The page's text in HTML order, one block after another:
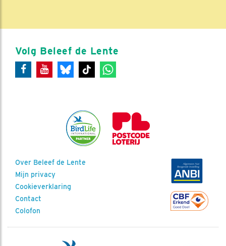
Volg Beleef de Lente
Over Beleef de Lente
Mijn privacy
Cookieverklaring
Contact
Colofon